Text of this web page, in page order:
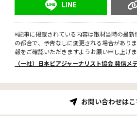
LINE
※記事に掲載されている内容は取材当時の最新
の都合で、予告なしに変更される場合があり
報をご確認いただきますようお願い申し上げま
（一社）日本ビアジャーナリスト協会 発信メ
お問い合わせはこ